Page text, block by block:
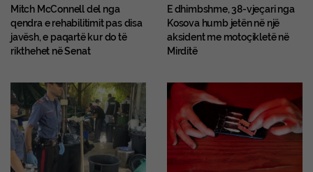
Mitch McConnell del nga
qendra e rehabilitimit pas disa
javësh, e paqartë kur do të
rikthehet në Senat
E dhimbshme, 38-vjeçari nga
Kosova humb jetën në një
aksident me motoçikletë në
Mirditë